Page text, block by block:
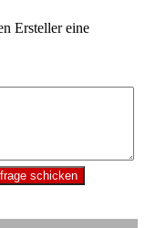
Ersteller eine